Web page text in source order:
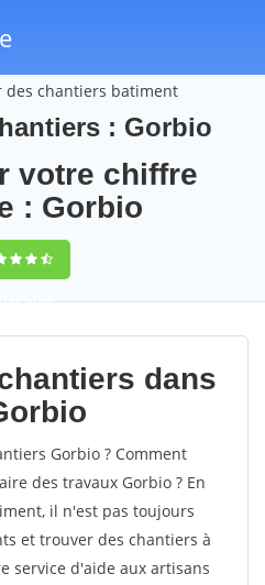
des chantiers batiment
: Gorbio
votre chiffre
: Gorbio
56
votes
dans
Gorbio ? Comment
des travaux Gorbio ? En
il n'est pas toujours
et trouver des chantiers à
service d'aide aux artisans